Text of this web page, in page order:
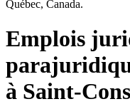
Québec, Canada.
Emplois
à Saint-